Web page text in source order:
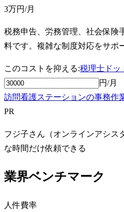
3万円/月
税務申告、労務管理、社会保険
料です。複雑な制度対応をサポ
このコストを抑える:税理士ド
円/月
訪問看護ステーションの事務作
PR
フジ子さん（オンラインアシス
な時間だけ依頼できる
業界ベンチマーク
人件費率